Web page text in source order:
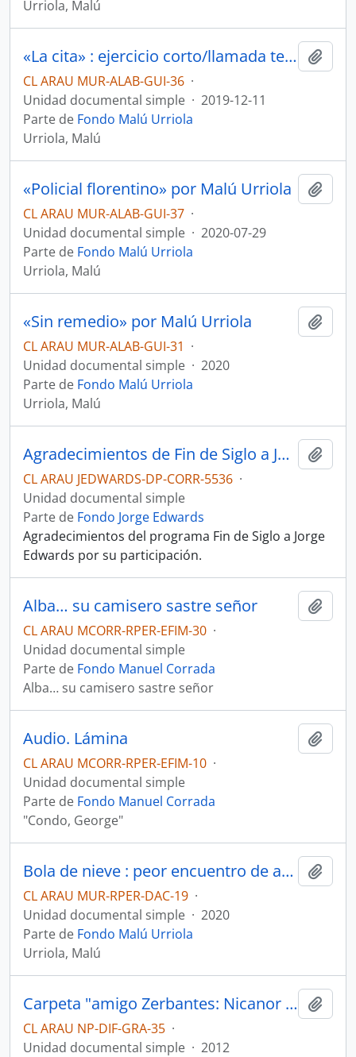
Urriola, Malú
«La cita» : ejercicio corto/llamada telefónica por Malú Urriola
CL ARAU MUR-ALAB-GUI-36 ·
Unidad documental simple · 2019-12-11
Parte de Fondo Malú Urriola
Urriola, Malú
«Policial florentino» por Malú Urriola
CL ARAU MUR-ALAB-GUI-37 ·
Unidad documental simple · 2020-07-29
Parte de Fondo Malú Urriola
Urriola, Malú
«Sin remedio» por Malú Urriola
CL ARAU MUR-ALAB-GUI-31 ·
Unidad documental simple · 2020
Parte de Fondo Malú Urriola
Urriola, Malú
Agradecimientos de Fin de Siglo a Jorge Edwards
CL ARAU JEDWARDS-DP-CORR-5536 ·
Unidad documental simple
Parte de Fondo Jorge Edwards
Agradecimientos del programa Fin de Siglo a Jorge
Edwards por su participación.
Alba… su camisero sastre señor
CL ARAU MCORR-RPER-EFIM-30 ·
Unidad documental simple
Parte de Fondo Manuel Corrada
Alba… su camisero sastre señor
Audio. Lámina
CL ARAU MCORR-RPER-EFIM-10 ·
Unidad documental simple
Parte de Fondo Manuel Corrada
"Condo, George"
Bola de nieve : peor encuentro de amor, ejercicio de Máster de Guión
CL ARAU MUR-RPER-DAC-19 ·
Unidad documental simple · 2020
Parte de Fondo Malú Urriola
Urriola, Malú
Carpeta "amigo Zerbantes: Nicanor Parra, Premio Cervantes. Antipoemas, artefcatos & algo +"
CL ARAU NP-DIF-GRA-35 ·
Unidad documental simple · 2012